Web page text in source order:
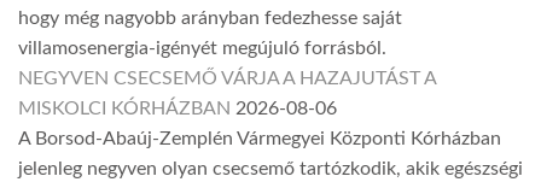
hogy még nagyobb arányban fedezhesse saját
villamosenergia-igényét megújuló forrásból.
NEGYVEN CSECSEMŐ VÁRJA A HAZAJUTÁST A
MISKOLCI KÓRHÁZBAN 2026-08-06
A Borsod-Abaúj-Zemplén Vármegyei Központi Kórházban
jelenleg negyven olyan csecsemő tartózkodik, akik egészségi